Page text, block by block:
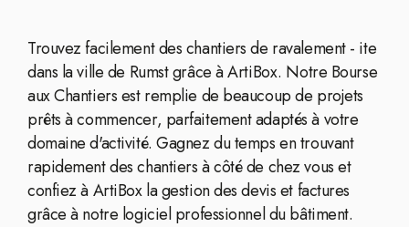
Trouvez facilement des chantiers de ravalement - ite
dans la ville de Rumst grâce à ArtiBox. Notre Bourse
aux Chantiers est remplie de beaucoup de projets
prêts à commencer, parfaitement adaptés à votre
domaine d'activité. Gagnez du temps en trouvant
rapidement des chantiers à côté de chez vous et
confiez à ArtiBox la gestion des devis et factures
grâce à notre logiciel professionnel du bâtiment.